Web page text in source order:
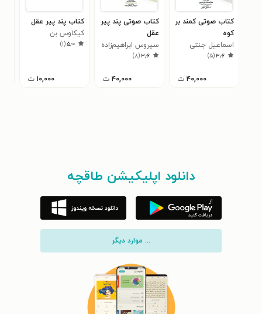
کتاب صوتی کمند بر
کوه
اسماعیل جنتی
۳٫۶(۵)
۴۰,۰۰۰ ت
کتاب صوتی پند پیر
عقل
سیروس ابراهیم‌زاده
۳٫۶(۸)
۴۰,۰۰۰ ت
کتاب پند پیر عقل
کیکاوس بن
وشمگیر
۵٫۰(۱)
۱۰,۰۰۰ ت
دانلود اپلیکیشن طاقچه
... موارد دیگر